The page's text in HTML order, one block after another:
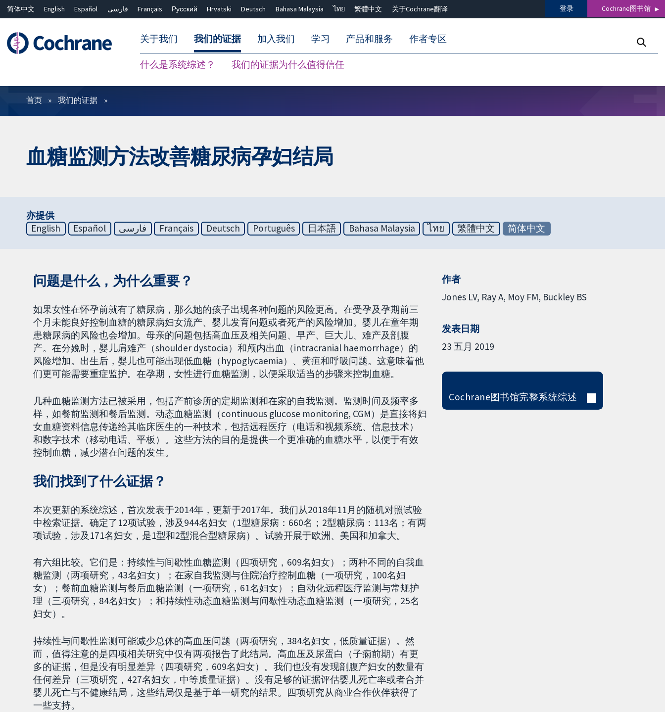
简体中文 English Español فارسی Français Русский Hrvatski Deutsch Bahasa Malaysia ไทย 繁體中文 关于Cochrane翻译 登录 Cochrane图书馆
关于我们 我们的证据
什么是系统综述？ 我们的证据为什么值得信任
加入我们 学习 产品和服务 作者专区
过滤
首页 我们的证据
血糖监测方法改善糖尿病孕妇结局
亦提供
English
Español فارسی Français Deutsch Português 日本語 Bahasa Malaysia ไทย 繁體中文 简体中文
问题是什么，为什么重要？
如果女性在怀孕前就有了糖尿病，那么她的孩子出现各种问题的风险更高。在受孕及孕期前三
个月未能良好控制血糖的糖尿病妇女流产、婴儿发育问题或者死产的风险增加。婴儿在童年期
患糖尿病的风险也会增加。母亲的问题包括高血压及相关问题、早产、巨大儿、难产及剖腹
产。在分娩时，婴儿肩难产（shoulder dystocia）和颅内出血（intracranial haemorrhage）的
风险增加。出生后，婴儿也可能出现低血糖（hypoglycaemia）、黄疸和呼吸问题。这意味着他
们更可能需要重症监护。在孕期，女性进行血糖监测，以便采取适当的步骤来控制血糖。
几种血糖监测方法已被采用，包括产前诊所的定期监测和在家的自我监测。监测时间及频率多
样，如餐前监测和餐后监测。动态血糖监测（continuous glucose monitoring, CGM）是直接将妇
女血糖资料信息传递给其临床医生的一种技术，包括远程医疗（电话和视频系统、信息技术）
和数字技术（移动电话、平板）。这些方法的目的是提供一个更准确的血糖水平，以便于有效
控制血糖，减少潜在问题的发生。
我们找到了什么证据？
本次更新的系统综述，首次发表于2014年，更新于2017年。我们从2018年11月的随机对照试验
中检索证据。确定了12项试验，涉及944名妇女（1型糖尿病：660名；2型糖尿病：113名；有两
项试验，涉及171名妇女，是1型和2型混合型糖尿病）。试验开展于欧洲、美国和加拿大。
有六组比较。它们是：持续性与间歇性血糖监测（四项研究，609名妇女）；两种不同的自我血
糖监测（两项研究，43名妇女）；在家自我监测与住院治疗控制血糖（一项研究，100名妇
女）；餐前血糖监测与餐后血糖监测（一项研究，61名妇女）；自动化远程医疗监测与常规护
理（三项研究，84名妇女）；和持续性动态血糖监测与间歇性动态血糖监测（一项研究，25名
妇女）。
持续性与间歇性监测可能减少总体的高血压问题（两项研究，384名妇女，低质量证据）。然
而，值得注意的是四项相关研究中仅有两项报告了此结局。高血压及尿蛋白（子痫前期）有更
多的证据，但是没有明显差异（四项研究，609名妇女）。我们也没有发现剖腹产妇女的数量有
任何差异（三项研究，427名妇女，中等质量证据）。没有足够的证据评估婴儿死亡率或者合并
婴儿死亡与不健康结局，这些结局仅是基于单一研究的结果。四项研究从商业合作伙伴获得了
一些支持。
作者
Jones LV Ray A Moy FM Buckley BS
发表日期
23 五月 2019
Cochrane图书馆完整系统综述